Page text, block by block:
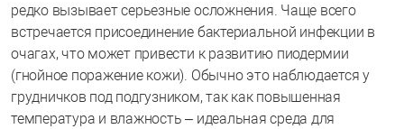
редко вызывает серьезные осложнения. Чаще всего
встречается присоединение бактериальной инфекции в
очагах, что может привести к развитию пиодермии
(гнойное поражение кожи). Обычно это наблюдается у
грудничков под подгузником, так как повышенная
температура и влажность – идеальная среда для